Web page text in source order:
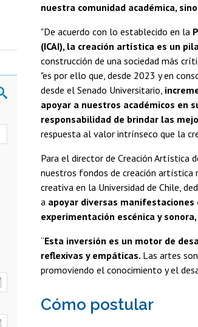
nuestra comunidad académica,
"De acuerdo con lo establecido en la
(ICAI), la creación artística es un
construcción de una sociedad más
"es por ello que, desde 2023 y en
desde el Senado Universitario,
apoyar a nuestros académicos en
responsabilidad de brindar las
respuesta al valor intrínseco que la
Para el director de Creación Artística
nuestros fondos de creación artística
creativa en la Universidad de Chile,
a apoyar diversas
experimentación escénica y
“Esta inversión es un motor de
reflexivas y empáticas. Las artes
promoviendo el conocimiento y el
Cómo postular